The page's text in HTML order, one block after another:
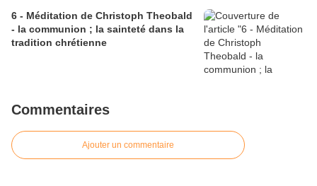
6 - Méditation de Christoph Theobald
- la communion ; la sainteté dans la
tradition chrétienne
Commentaires
Ajouter un commentaire